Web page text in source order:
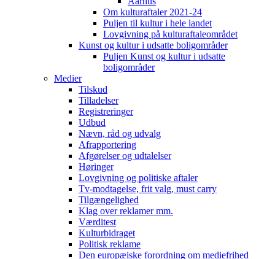
Om kulturaftaler 2021-24
Puljen til kultur i hele landet
Lovgivning på kulturaftaleområdet
Kunst og kultur i udsatte boligområder
Puljen Kunst og kultur i udsatte
boligområder
Medier
Tilskud
Tilladelser
Registreringer
Udbud
Nævn, råd og udvalg
Afrapportering
Afgørelser og udtalelser
Høringer
Lovgivning og politiske aftaler
Tv-modtagelse, frit valg, must carry
Tilgængelighed
Klag over reklamer mm.
Værditest
Kulturbidraget
Politisk reklame
Den europæiske forordning om mediefrihed